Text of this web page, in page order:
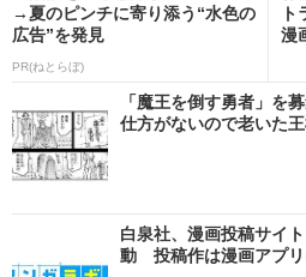
→夏のピンチに寄り添う“水色の
広告”を発見
PR(ねとらぼ)
漫
「魔王を倒す勇者」を
仕方がないので老いた
白泉社、漫画投稿サイ
動 投稿作は漫画アプリ